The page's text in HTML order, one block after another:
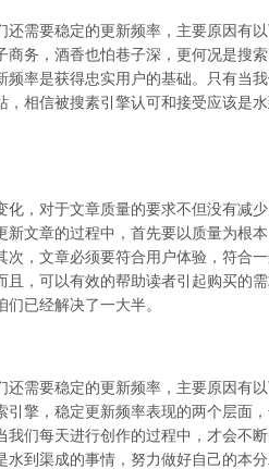
要稳定的更新频率，主要原因有
务，酒香也怕巷子深，更何况是
率是获得忠实用户的基础。只有
相信被搜素引擎认可和接受应该
对于文章质量的要求不但没有减
文章的过程中，首先要以质量为
，文章必须要符合用户体验，符
，可以有效的帮助读者引起购买
已经解决了一大半。
要稳定的更新频率，主要原因有
擎，稳定更新频率表现的两个层
们每天进行创作的过程中，才会
到渠成的事情，努力做好自己的本